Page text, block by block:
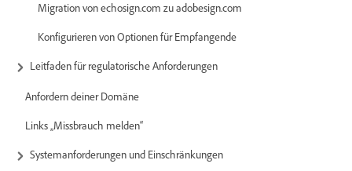
Migration von echosign.com zu adobesign.com
Konfigurieren von Optionen für Empfangende
Leitfaden für regulatorische Anforderungen
Anfordern deiner Domäne
Links „Missbrauch melden“
Systemanforderungen und Einschränkungen